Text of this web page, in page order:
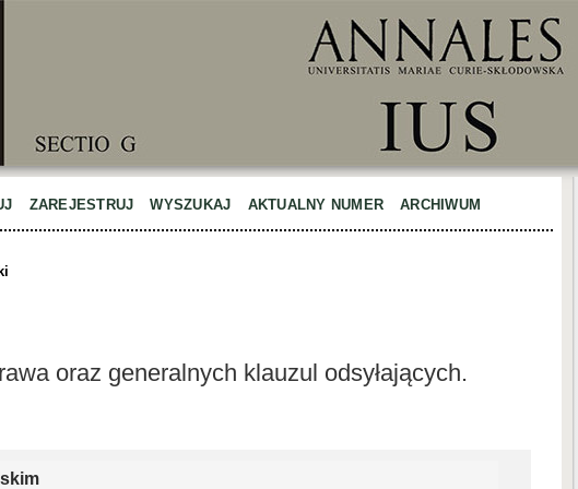
ZAREJESTRUJ WYSZUKAJ AKTUALNY NUMER ARCHIWUM
oraz generalnych klauzul odsyłających.